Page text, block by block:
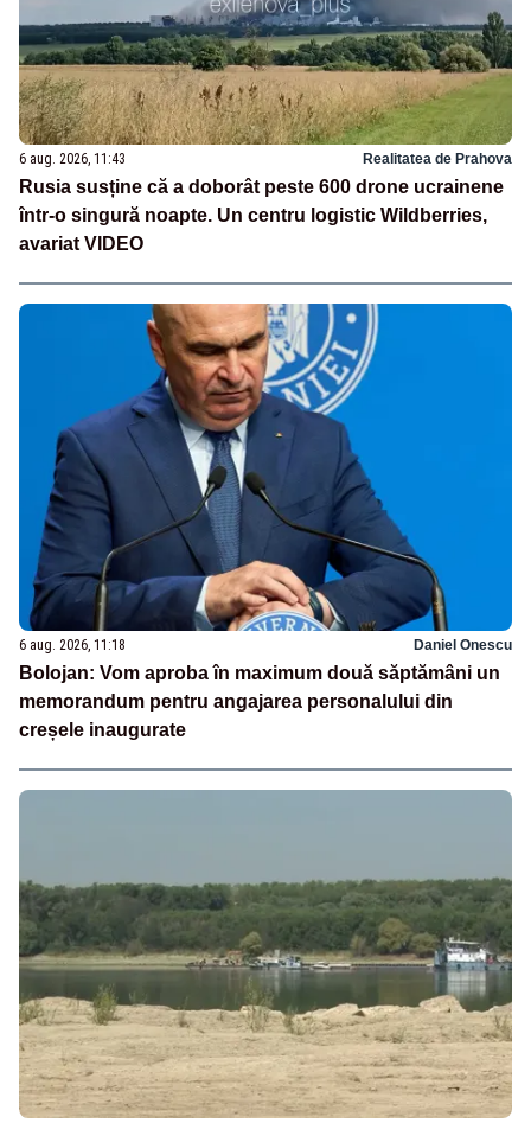
6 aug. 2026, 11:43 Realitatea de Prahova
Rusia susține că a doborât peste 600 drone ucrainene
într-o singură noapte. Un centru logistic Wildberries,
avariat VIDEO
6 aug. 2026, 11:18 Daniel Onescu
Bolojan: Vom aproba în maximum două săptămâni un
memorandum pentru angajarea personalului din
creșele inaugurate